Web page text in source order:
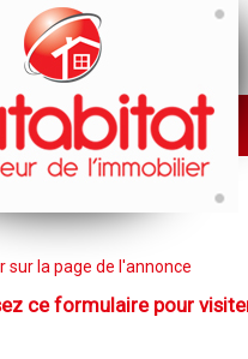
sur la page de l'annonce
ce formulaire pour